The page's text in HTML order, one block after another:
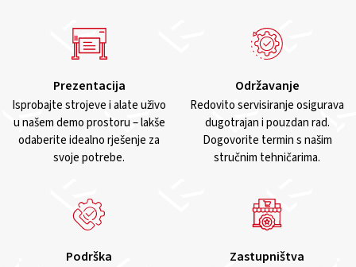
Prezentacija
Isprobajte strojeve i alate uživo
u našem demo prostoru – lakše
odaberite idealno rješenje za
svoje potrebe.
Održavanje
Redovito servisiranje osigurava
dugotrajan i pouzdan rad.
Dogovorite termin s našim
stručnim tehničarima.
Podrška Zastupništva